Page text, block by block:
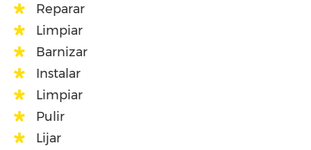
Reparar
Limpiar
Barnizar
Instalar
Limpiar
Pulir
Lijar